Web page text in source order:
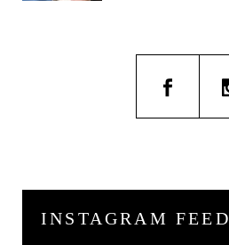
INSTAGRAM FEED